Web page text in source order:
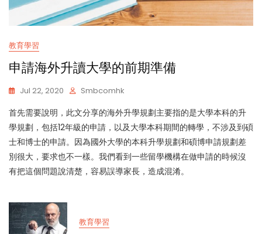
教育學習
申請海外升讀大學的前期準備
Jul 22, 2020 Smbcomhk
首先需要說明，此文分享的海外升學規劃主要指的是大學本科的升
學規劃，包括12年級的申請，以及大學本科期間的轉學，不涉及到碩
士和博士的申請。因為國外大學的本科升學規劃和碩博申請規劃差
別很大，要求也不一樣。我們看到一些留學機構在做申請的時候沒
有把這個問題說清楚，容易誤導家長，造成混淆。
教育學習